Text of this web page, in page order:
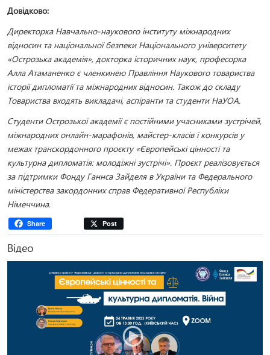
Довідково:
Директорка Навчально-наукового інституту міжнародних
відносин та національної безпеки Національного університету
«Острозька академія», докторка історичних наук, професорка
Алла Атаманенко є членкинею Правління Наукового товариства
історії дипломатії та міжнародних відносин. Також до складу
Товариства входять викладачі, аспіранти та студенти НаУОА.
Студенти Острозької академії є постійними учасниками зустрічей,
міжнародних онлайн-марафонів, майстер-класів і конкурсів у
межах транскордонного проєкту «Європейські цінності та
культурна дипломатія: молодіжні зустрічі». Проєкт реалізовується
за підтримки Фонду Ганнса Зайделя в України та Федерального
міністерства закордонних справ Федеративної Республіки
Німеччина.
Share Post
Відео